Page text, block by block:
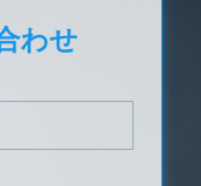
わせ